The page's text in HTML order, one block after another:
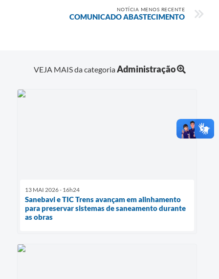
NOTÍCIA MENOS RECENTE
COMUNICADO ABASTECIMENTO
VEJA MAIS da categoriaAdministração
13 MAI 2026 - 16h24
Sanebavi e TIC Trens avançam em alinhamento
para preservar sistemas de saneamento durante
as obras